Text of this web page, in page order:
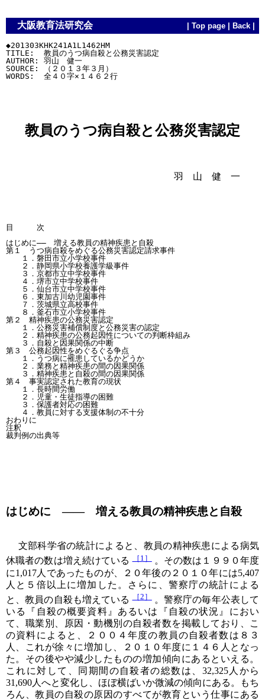
大阪教育法研究会 Top page Back
◆201303KHK241A1L1462HM
TITLE:  教員のうつ病自殺と公務災害認定
AUTHOR: 羽山　健一
SOURCE: （２０１３年３月）
教員のうつ病自殺と公務災害認定
羽 山 健 一
目　　　次
はじめに――　増える教員の精神疾患と自殺
第１　うつ病自殺をめぐる公務災害認定請求事件
１．磐田市立小学校事件
２．静岡県小学校養護学級事件
３．京都市立中学校事件
４．堺市立中学校事件
５．仙台市立中学校事件
６．東加古川幼児園事件
７．茨城県立高校事件
８．釜石市立小学校事件
第２　精神疾患の公務災害認定
１．公務災害補償制度と公務災害の認定
２．精神疾患の公務起因性についての判断枠組み
３．自殺と因果関係の中断
第３　公務起因性をめぐるぐる争点
１．うつ病に罹患しているかどうか
２．業務と精神疾患の間の因果関係
３．精神疾患と自殺の間の因果関係
第４　事実認定された教育の現状
１．長時間労働
２．児童・生徒指導の困難
３．保護者対応の困難
４．教員に対する支援体制の不十分
おわりに
注釈
はじめに ―― 増える教員の精神疾患と自殺
文部科学省の統計によると、教員の精神疾患による病気
休職者の数は増え続けている ［1］ 。その数は１９９０年度
に1,017人であったものが、２０年後の２０１０年には5,407
人と５倍以上に増加した。さらに、警察庁の統計による
と、教員の自殺も増えている ［2］ 。警察庁の毎年公表して
いる『自殺の概要資料』あるいは『自殺の状況』におい
て、職業別、原因・動機別の自殺者数を掲載しており、こ
の資料によると、２００４年度の教員の自殺者数は８３
人、これが徐々に増加し、２０１０年度に１４６人となっ
た。その後やや減少したものの増加傾向にあるといえる。
これに対して、同期間の自殺者の総数は、32,325人から
31,690人へと変化し、ほぼ横ばいか微減の傾向にある。もち
ろん、教員の自殺の原因のすべてが教育という仕事にある